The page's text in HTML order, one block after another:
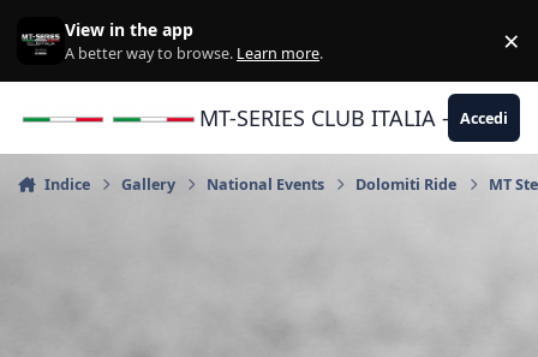
View in the app
A better way to browse. Learn more. ×
MT-SERIES CLUB ITALIA -Accedi
Indice Gallery National Events Dolomiti Ride MT